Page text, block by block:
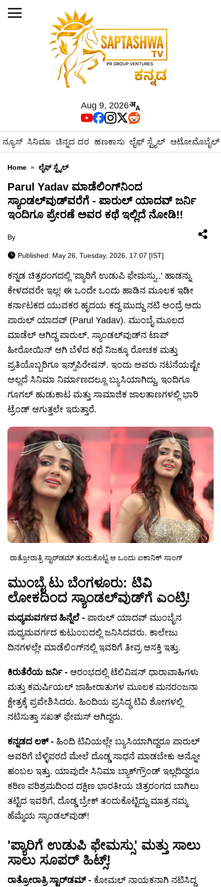
Aug 9, 2026
ನ್ಯೂಸ್ ಸಿನಿಮಾ ಚಿನ್ನದ ದರ ಹಣಕಾಸು ಲೈಫ್ ಸ್ಟೈಲ್ ಆಟೋಮೊಬೈಲ್
Home » ಲೈಫ್ ಸ್ಟೈಲ್
Parul Yadav ಮಾಡೆಲಿಂಗ್‌ನಿಂದ
ಸ್ಯಾಂಡಲ್‌ವುಡ್‌ವರೆಗೆ - ಪಾರುಲ್ ಯಾದವ್ ಜರ್ನಿ
ಇಂದಿಗೂ ಪ್ರೇರಣೆ ಅವರ ಕಥೆ ಇಲ್ಲಿದೆ ನೋಡಿ!!
By
Published: May 26, Tuesday, 2026, 17:07 [IST]
ಕನ್ನಡ ಚಿತ್ರರಂಗದಲ್ಲಿ 'ಪ್ಯಾರಿಗೆ ಉಡುಪಿ ಫೇಮಸ್ಸು..' ಹಾಡನ್ನು
ಕೇಳದವರೇ ಇಲ್ಲ! ಈ ಒಂದೇ ಒಂದು ಹಾಡಿನ ಮೂಲಕ ಇಡೀ
ಕರ್ನಾಟಕದ ಯುವಕರ ಹೃದಯ ಕದ್ದ ಮುದ್ದು ನಟಿ ಅಂದ್ರೆ ಅದು
ಪಾರುಲ್ ಯಾದವ್ (Parul Yadav). ಮುಂಬೈ ಮೂಲದ
ಮಾಡೆಲ್ ಆಗಿದ್ದ ಪಾರುಲ್, ಸ್ಯಾಂಡಲ್‌ವುಡ್‌ನ ಟಾಪ್
ಹೀರೋಯಿನ್ ಆಗಿ ಬೆಳೆದ ಕಥೆ ನಿಜಕ್ಕೂ ರೋಚಕ ಮತ್ತು
ಪ್ರತಿಯೊಬ್ಬರಿಗೂ ಇನ್ಸ್‌ಪಿರೇಷನ್. ಇಂದು ಅವರು ನಟನೆಯಷ್ಟೇ
ಅಲ್ಲದೆ ಸಿನಿಮಾ ನಿರ್ಮಾಣದಲ್ಲೂ ಬ್ಯುಸಿಯಾಗಿದ್ದು, ಇಂದಿಗೂ
ಗೂಗಲ್ ಹುಡುಕಾಟ ಮತ್ತು ಸಾಮಾಜಿಕ ಜಾಲತಾಣಗಳಲ್ಲಿ ಭಾರಿ
ಟ್ರೆಂಡ್ ಆಗುತ್ತಲೇ ಇರುತ್ತಾರೆ.
ರಾತ್ರೋರಾತ್ರಿ ಸ್ಟಾರ್‌ಡಮ್ ತಂದುಕೊಟ್ಟ ಆ ಒಂದು ಐಕಾನಿಕ್ ಸಾಂಗ್
ಮುಂಬೈ ಟು ಬೆಂಗಳೂರು: ಟಿವಿ
ಲೋಕದಿಂದ ಸ್ಯಾಂಡಲ್‌ವುಡ್‌ಗೆ ಎಂಟ್ರಿ!
ಮಧ್ಯಮವರ್ಗದ ಹಿನ್ನೆಲೆ - ಪಾರುಲ್ ಯಾದವ್ ಮುಂಬೈನ
ಮಧ್ಯಮವರ್ಗದ ಕುಟುಂಬದಲ್ಲಿ ಜನಿಸಿದವರು. ಕಾಲೇಜು
ದಿನಗಳಲ್ಲೇ ಮಾಡೆಲಿಂಗ್‌ನಲ್ಲಿ ಇವರಿಗೆ ತೀವ್ರ ಆಸಕ್ತಿ ಇತ್ತು.
ಕಿರುತೆರೆಯ ಜರ್ನಿ - ಆರಂಭದಲ್ಲಿ ಟೆಲಿವಿಷನ್ ಧಾರಾವಾಹಿಗಳು
ಮತ್ತು ಕಮರ್ಷಿಯಲ್ ಜಾಹೀರಾತುಗಳ ಮೂಲಕ ಮನರಂಜನಾ
ಕ್ಷೇತ್ರಕ್ಕೆ ಪ್ರವೇಶಿಸಿದರು. ಹಿಂದಿಯ ಪ್ರಸಿದ್ಧ ಟಿವಿ ಶೋಗಳಲ್ಲಿ
ನಟಿಸುತ್ತಾ ಸಖತ್ ಫೇಮಸ್ ಆಗಿದ್ದರು.
ಕನ್ನಡದ ಲಕ್ - ಹಿಂದಿ ಟಿವಿಯಲ್ಲೇ ಬ್ಯುಸಿಯಾಗಿದ್ದರೂ ಪಾರುಲ್
ಅವರಿಗೆ ಬೆಳ್ಳಿಪರದೆ ಮೇಲೆ ದೊಡ್ಡ ಸಾಧನೆ ಮಾಡಬೇಕು ಅನ್ನೋ
ಹಂಬಲ ಇತ್ತು. ಯಾವುದೇ ಸಿನಿಮಾ ಬ್ಯಾಕ್‌ಗ್ರೌಂಡ್ ಇಲ್ಲದಿದ್ದರೂ
ಕಠಿಣ ಪರಿಶ್ರಮದಿಂದ ದಕ್ಷಿಣ ಭಾರತೀಯ ಚಿತ್ರರಂಗದ ಬಾಗಿಲು
ತಟ್ಟಿದ ಇವರಿಗೆ, ದೊಡ್ಡ ಬ್ರೇಕ್ ತಂದುಕೊಟ್ಟಿದ್ದು ಮಾತ್ರ ನಮ್ಮ
ಹೆಮ್ಮೆಯ ಸ್ಯಾಂಡಲ್‌ವುಡ್!
'ಪ್ಯಾರಿಗೆ ಉಡುಪಿ ಫೇಮಸ್ಸು' ಮತ್ತು ಸಾಲು
ಸಾಲು ಸೂಪರ್ ಹಿಟ್ಸ್!
ರಾತ್ರೋರಾತ್ರಿ ಸ್ಟಾರ್‌ಡಮ್ - ಕೋಮಲ್ ನಾಯಕನಾಗಿ ನಟಿಸಿದ್ದ